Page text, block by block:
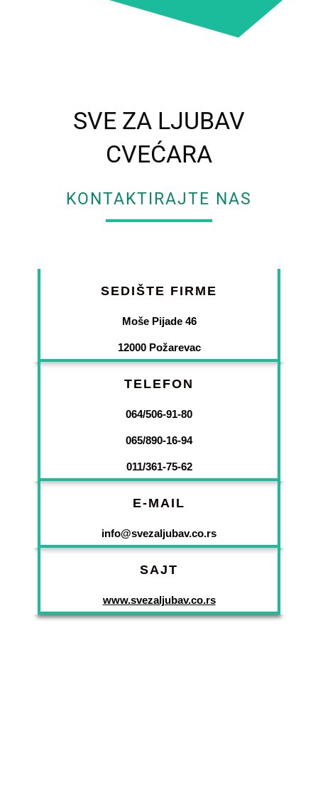
SVE ZA LJUBAV
CVEĆARA
KONTAKTIRAJTE NAS
SEDIŠTE FIRME
Moše Pijade 46
12000 Požarevac
TELEFON
064/506-91-80
065/890-16-94
011/361-75-62
E-MAIL
info@svezaljubav.co.rs
SAJT
www.svezaljubav.co.rs